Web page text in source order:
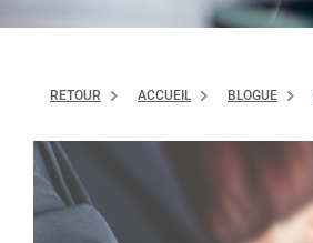
RETOUR ACCUEIL BLOGUE